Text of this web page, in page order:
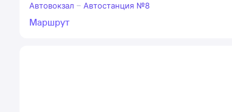
Автовокзал – Автостанция №8
Маршрут